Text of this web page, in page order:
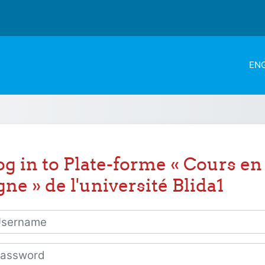
in to Plate-forme « Cours en
» de l'université Blida1